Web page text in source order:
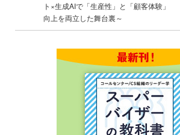
ト×生成AIで「生産性」と「顧客体験」
向上を両立した舞台裏～